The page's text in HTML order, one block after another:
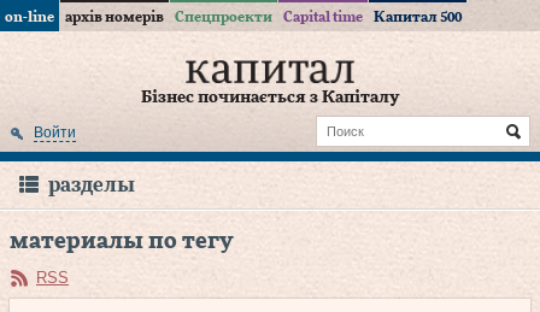
on-line архів номерів Спецпроекти Capital time Капитал 500
Бізнес починається з Капіталу
Войти
разделы
материалы по тегу
RSS